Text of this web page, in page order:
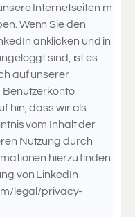
Internetseiten mit
Wenn Sie den
anklicken und in
sind, ist es
auf unserer
Benutzerkonto
hin, dass wir als
vom Inhalt der
Nutzung durch
hierzu finden
von LinkedIn
legal/privacy-